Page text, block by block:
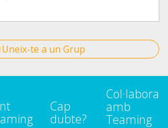
te a un Grup
Cap
dubte?
Col·labora
amb
Teaming